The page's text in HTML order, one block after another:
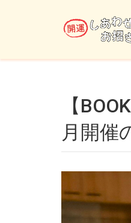
【BOOKヒント・カフェ”12の月の物語”】in倉敷 4
月開催